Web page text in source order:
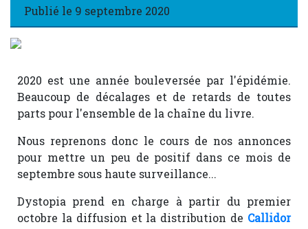
Publié le 9 septembre 2020
2020 est une année bouleversée par l'épidémie.
Beaucoup de décalages et de retards de toutes
parts pour l'ensemble de la chaîne du livre.
Nous reprenons donc le cours de nos annonces
pour mettre un peu de positif dans ce mois de
septembre sous haute surveillance...
Dystopia prend en charge à partir du premier
octobre la diffusion et la distribution de Callidor